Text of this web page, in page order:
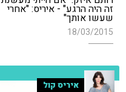
זה היה הרגע" - איריס: "אחרי
שעשו אותך"
18/03/2015
איריס קול